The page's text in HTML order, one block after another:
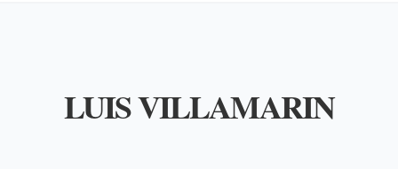
LUIS VILLAMARIN